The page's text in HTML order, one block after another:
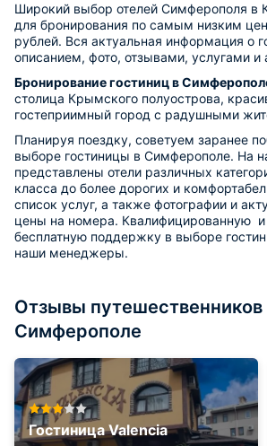
Широкий выбор отелей Симферополя в
для бронирования по самым низким
рублей. Вся актуальная информация о
описанием, фото, отзывами, услугами и
Бронирование гостиниц в
столица Крымского полуострова,
гостеприимный город с радушными
Планируя поездку, советуем заранее
выборе гостиницы в Симферополе. На
представлены отели различных
класса до более дорогих и
список услуг, а также фотографии и
цены на номера. Квалифицированную и
бесплатную поддержку в выборе
наши менеджеры.
Отзывы путешественников
Симферополе
Гостиница Valencia